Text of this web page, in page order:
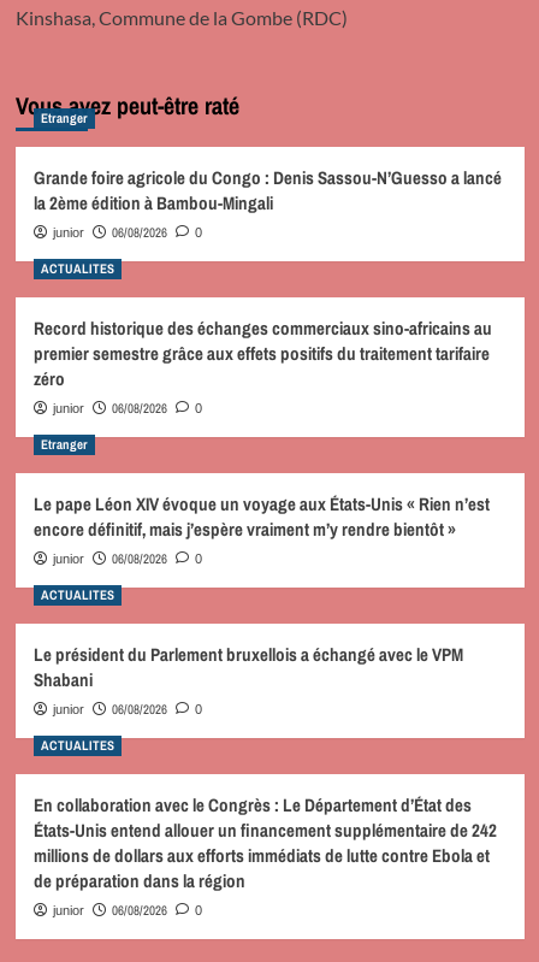
Kinshasa, Commune de la Gombe (RDC)
Vous avez peut-être raté
Etranger
Grande foire agricole du Congo : Denis Sassou-N’Guesso a lancé
la 2ème édition à Bambou-Mingali
junior 06/08/2026 0
ACTUALITES
Record historique des échanges commerciaux sino-africains au
premier semestre grâce aux effets positifs du traitement tarifaire
zéro
junior 06/08/2026 0
Etranger
Le pape Léon XIV évoque un voyage aux États-Unis « Rien n’est
encore définitif, mais j’espère vraiment m’y rendre bientôt »
junior 06/08/2026 0
ACTUALITES
Le président du Parlement bruxellois a échangé avec le VPM
Shabani
junior 06/08/2026 0
ACTUALITES
En collaboration avec le Congrès : Le Département d’État des
États-Unis entend allouer un financement supplémentaire de 242
millions de dollars aux efforts immédiats de lutte contre Ebola et
de préparation dans la région
junior 06/08/2026 0